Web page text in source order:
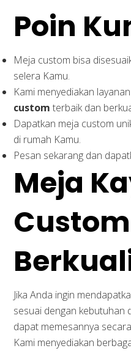
Poin
Meja custom bisa
selera Kamu.
Kami menyediakan layanan
custom terbaik dan
Dapatkan meja custom
di rumah Kamu.
Pesan sekarang dan
Meja
Jika Anda ingin
sesuai dengan kebutuhan
dapat memesannya
Kami menyediakan